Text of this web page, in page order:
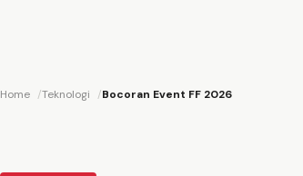
Home Teknologi Bocoran Event FF 2026